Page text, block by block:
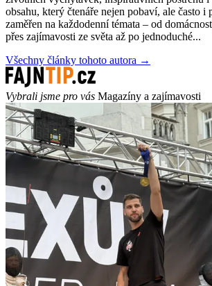
obsahu, který čtenáře nejen pobaví, ale často i
zaměřen na každodenní témata – od
přes zajímavosti ze světa až po jednoduché...
Všechny články tohoto autora →
Vybrali jsme pro vás Magazíny a zajímavosti